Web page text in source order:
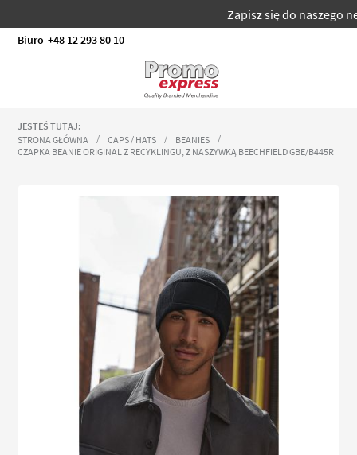
Zapisz się do naszego
Biuro +48 12 293 80 10
JESTEŚ TUTAJ:
STRONA GŁÓWNA
CAPS / HATS
BEANIES
CZAPKA BEANIE ORIGINAL Z RECYKLINGU, Z NASZYWKĄ BEECHFIELD GBE/B445R